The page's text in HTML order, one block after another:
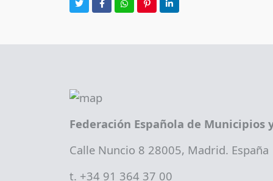
Federación Española de Municipios
Calle Nuncio 8 28005, Madrid. España
t. +34 91 364 37 00